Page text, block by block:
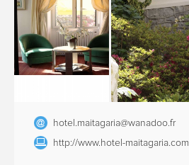
hotel.maitagaria@wanadoo.fr
http://www.hotel-maitagaria.com